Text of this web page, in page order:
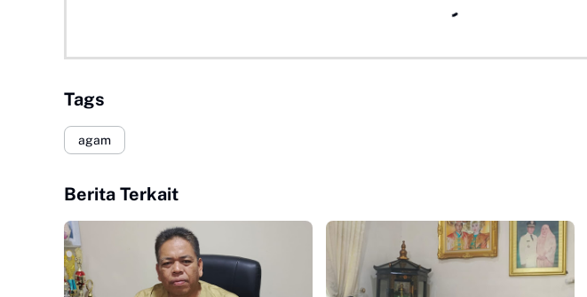
Tags
agam
Berita Terkait